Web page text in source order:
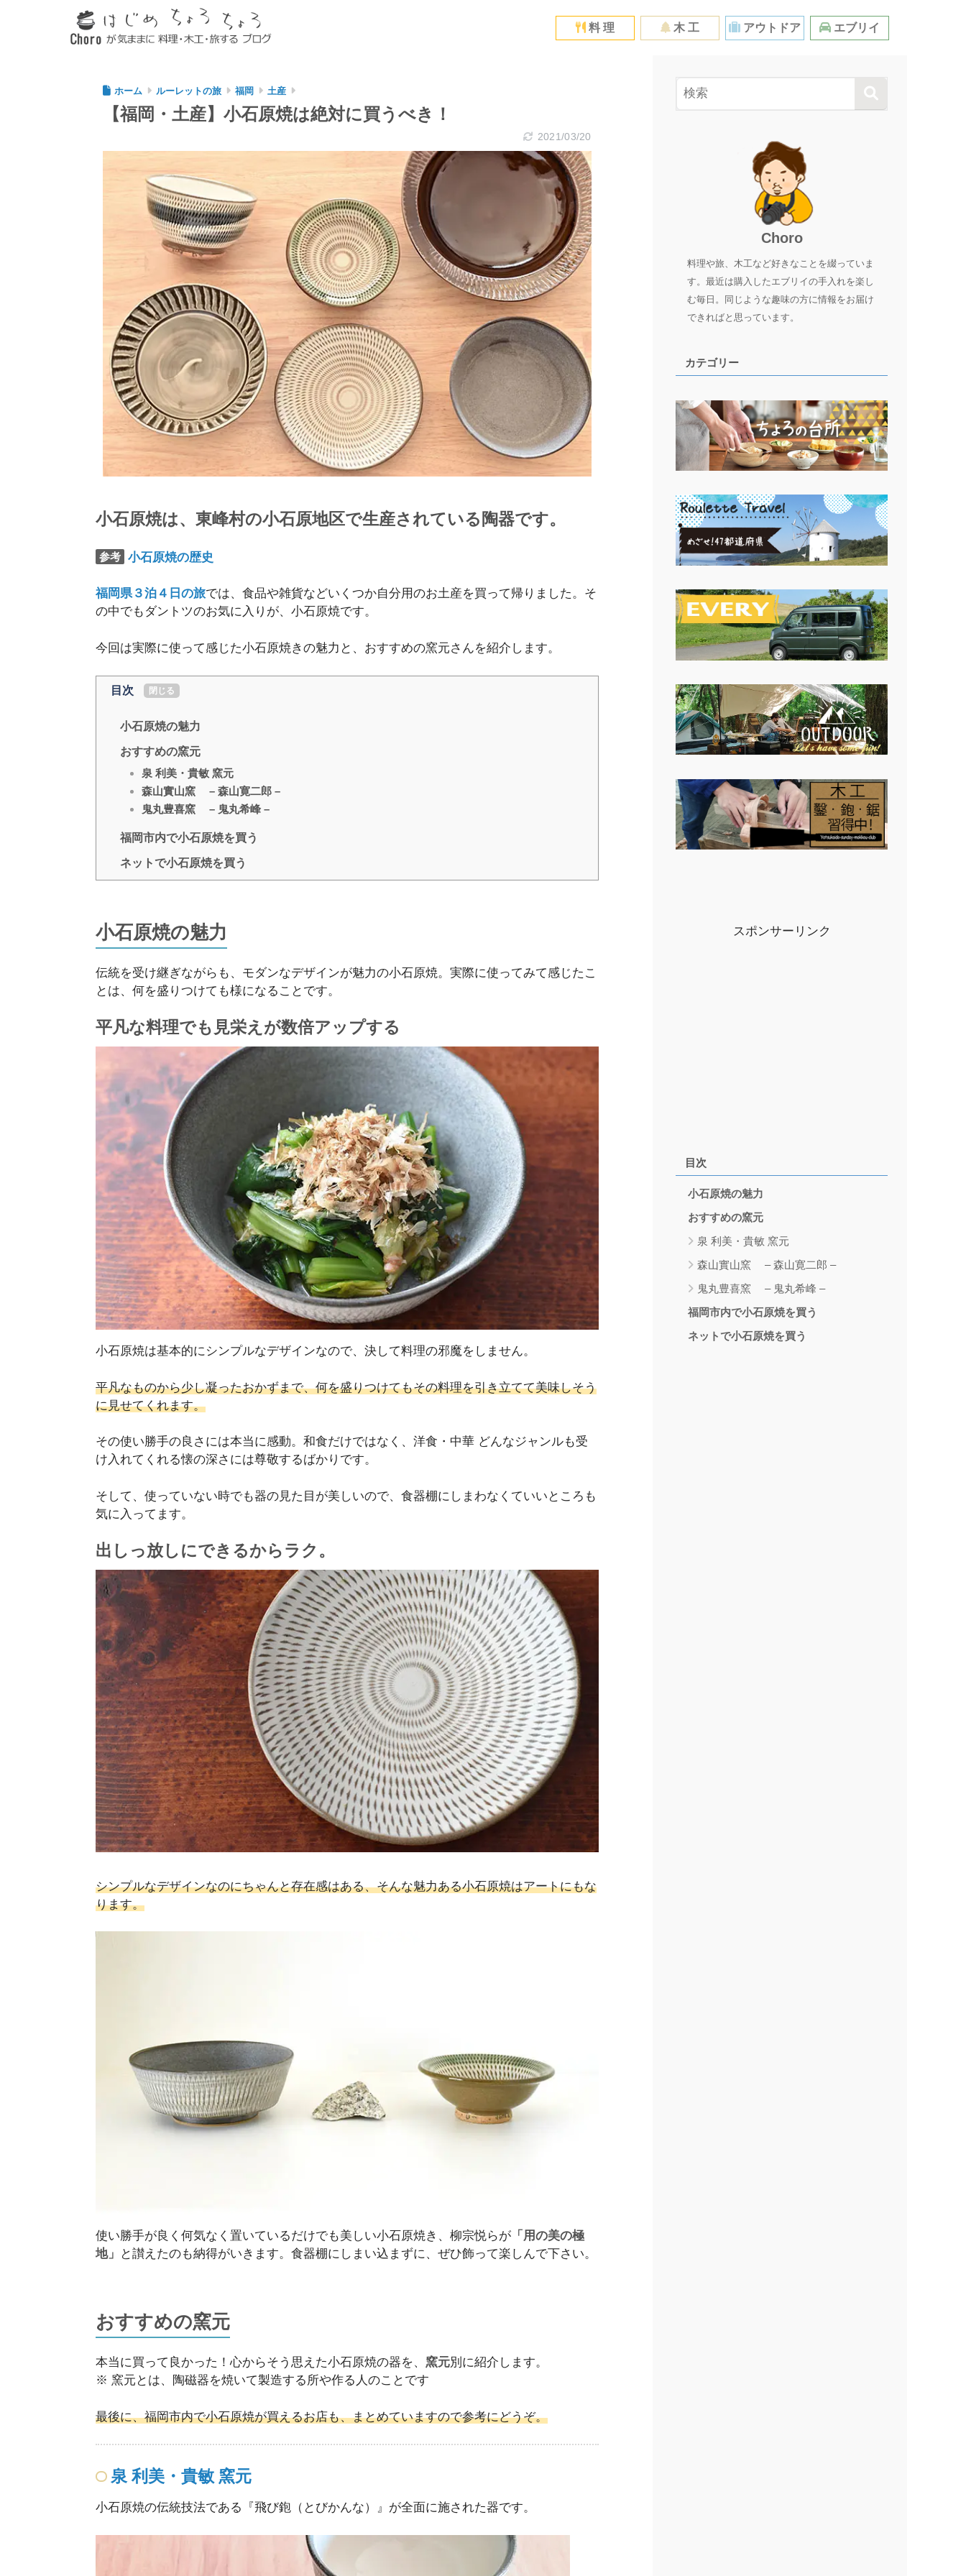
料 理 木 工 アウトドア エブリイ
ホーム ルーレットの旅 福岡 土産
【福岡・土産】小石原焼は絶対に買うべき！
2021/03/20
小石原焼は、東峰村の小石原地区で生産されている陶器です。
参考 小石原焼の歴史
福岡県３泊４日の旅では、食品や雑貨などいくつか自分用のお土産を買って帰りました。そ
の中でもダントツのお気に入りが、小石原焼です。
今回は実際に使って感じた小石原焼きの魅力と、おすすめの窯元さんを紹介します。
目次 閉じる
小石原焼の魅力
おすすめの窯元
泉 利美・貴敏 窯元
森山實山窯 – 森山寛二郎 –
鬼丸豊喜窯 – 鬼丸希峰 –
福岡市内で小石原焼を買う
ネットで小石原焼を買う
小石原焼の魅力
伝統を受け継ぎながらも、モダンなデザインが魅力の小石原焼。実際に使ってみて感じたこ
とは、何を盛りつけても様になることです。
平凡な料理でも見栄えが数倍アップする
小石原焼は基本的にシンプルなデザインなので、決して料理の邪魔をしません。
平凡なものから少し凝ったおかずまで、何を盛りつけてもその料理を引き立てて美味しそう
に見せてくれます。
その使い勝手の良さには本当に感動。和食だけではなく、洋食・中華 どんなジャンルも受
け入れてくれる懐の深さには尊敬するばかりです。
そして、使っていない時でも器の見た目が美しいので、食器棚にしまわなくていいところも
気に入ってます。
出しっ放しにできるからラク。
シンプルなデザインなのにちゃんと存在感はある、そんな魅力ある小石原焼はアートにもな
ります。
使い勝手が良く何気なく置いているだけでも美しい小石原焼き、柳宗悦らが 「用の美の極
地」
と讃えたのも納得がいきます。食器棚にしまい込まずに、ぜひ飾って楽しんで下さい。
おすすめの窯元
本当に買って良かった！心からそう思えた小石原焼の器を、 窯元別に紹介します。
※ 窯元とは、陶磁器を焼いて製造する所や作る人のことです
最後に、福岡市内で小石原焼が買えるお店も、まとめていますので参考にどうぞ。
泉 利美・貴敏 窯元
小石原焼の伝統技法である『飛び鉋（とびかんな）』が全面に施された器です。
Choro
料理や旅、木工など好きなことを綴っていま
す。最近は購入したエブリイの手入れを楽し
む毎日。同じような趣味の方に情報をお届け
できればと思っています。
カテゴリー
スポンサーリンク
目次
小石原焼の魅力
おすすめの窯元
泉 利美・貴敏 窯元
森山實山窯 – 森山寛二郎 –
鬼丸豊喜窯 – 鬼丸希峰 –
福岡市内で小石原焼を買う
ネットで小石原焼を買う